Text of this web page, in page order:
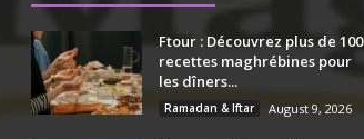
Ftour : Découvrez plus de 100
recettes maghrébines pour
les dîners...
Ramadan & Iftar August 9, 2026